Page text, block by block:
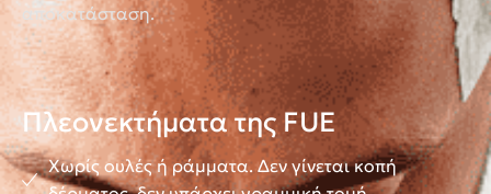
αποκατάσταση.
Πλεονεκτήματα της FUE
Χωρίς ουλές ή ράμματα. Δεν γίνεται κοπή